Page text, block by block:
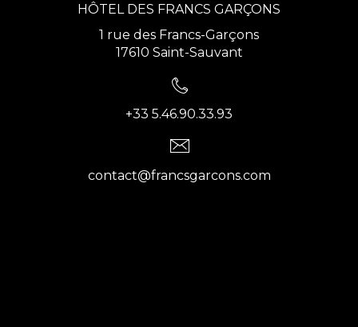
HÔTEL DES FRANCS GARÇONS
1 rue des Francs-Garçons
17610 Saint-Sauvant
+33 5.46.90.33.93
contact@francsgarcons.com